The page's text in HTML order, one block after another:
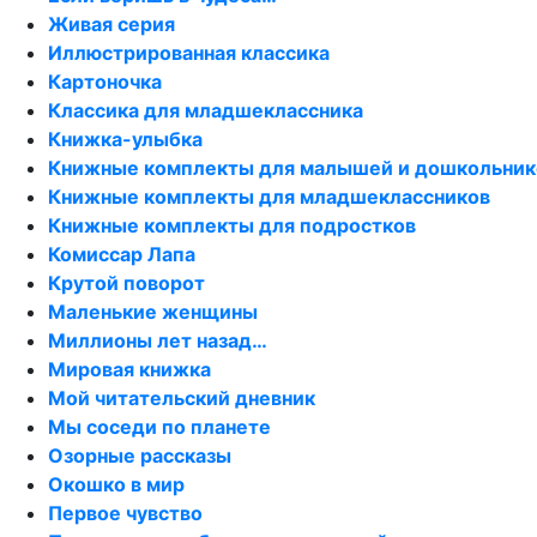
Живая серия
Иллюстрированная классика
Картоночка
Классика для младшеклассника
Книжка-улыбка
Книжные комплекты для малышей и
Книжные комплекты для младшеклассников
Книжные комплекты для подростков
Комиссар Лапа
Крутой поворот
Маленькие женщины
Миллионы лет назад…
Мировая книжка
Мой читательский дневник
Мы соседи по планете
Озорные рассказы
Окошко в мир
Первое чувство